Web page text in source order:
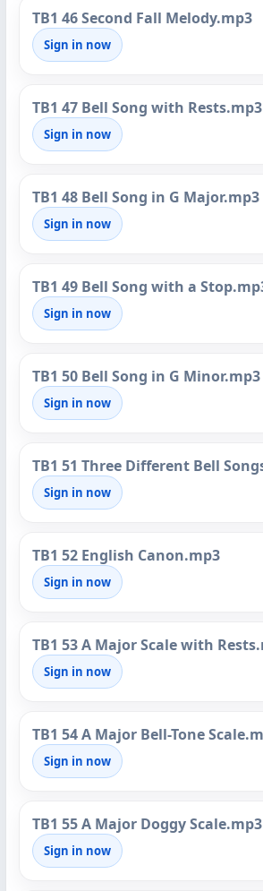
TB1 46 Second Fall Melody.mp3
Sign in now
TB1 47 Bell Song with Rests.mp3
Sign in now
TB1 48 Bell Song in G Major.mp3
Sign in now
TB1 49 Bell Song with a
Sign in now
TB1 50 Bell Song in G Minor.mp3
Sign in now
TB1 51 Three Different Bell
Sign in now
TB1 52 English Canon.mp3
Sign in now
TB1 53 A Major Scale with
Sign in now
TB1 54 A Major Bell-Tone
Sign in now
TB1 55 A Major Doggy Scale.mp3
Sign in now